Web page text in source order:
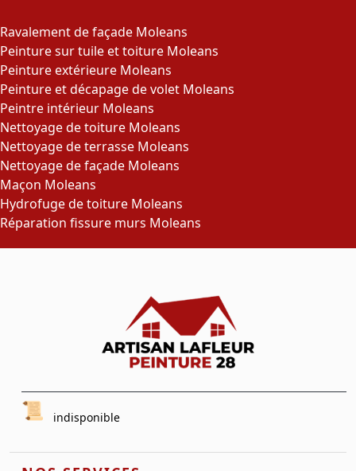
Ravalement de façade Moleans
Peinture sur tuile et toiture Moleans
Peinture extérieure Moleans
Peinture et décapage de volet Moleans
Peintre intérieur Moleans
Nettoyage de toiture Moleans
Nettoyage de terrasse Moleans
Nettoyage de façade Moleans
Maçon Moleans
Hydrofuge de toiture Moleans
Réparation fissure murs Moleans
indisponible